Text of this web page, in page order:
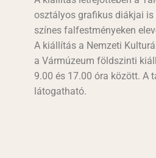
osztályos grafikus diákjai
színes falfestményeken
A kiállítás a Nemzeti
a Vármúzeum földszinti
9.00 és 17.00 óra között. A
látogatható.